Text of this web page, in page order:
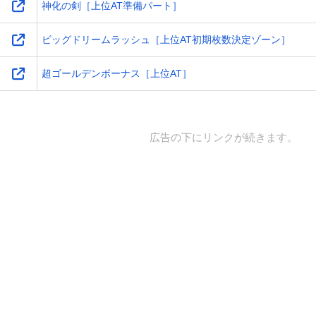
神化の剣［上位AT準備パート］
ビッグドリームラッシュ［上位AT初期枚数決定ゾーン］
超ゴールデンボーナス［上位AT］
広告の下にリンクが続きます。